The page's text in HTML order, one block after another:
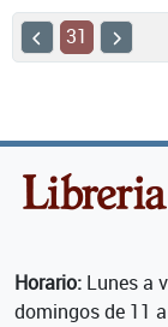
31
Horario: Lunes a
domingos de 11